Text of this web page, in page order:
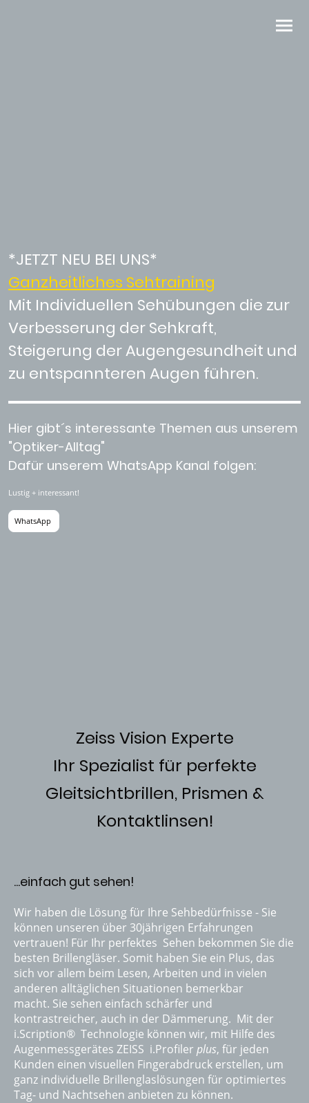
*JETZT NEU BEI UNS*
Ganzheitliches Sehtraining
Mit Individuellen Sehübungen die zur
Verbesserung der Sehkraft,
Steigerung der Augengesundheit und
zu entspannteren Augen führen.
Hier gibt´s interessante Themen aus unserem
"Optiker-Alltag"
Dafür unserem WhatsApp Kanal folgen:
Lustig + interessant!
WhatsApp
Zeiss Vision Experte
Ihr Spezialist für perfekte
Gleitsichtbrillen, Prismen &
Kontaktlinsen!
...einfach gut sehen!
Wir haben die Lösung für Ihre Sehbedürfnisse - Sie
können unseren über 30jährigen Erfahrungen
vertrauen! Für Ihr perfektes Sehen bekommen Sie die
besten Brillengläser. Somit haben Sie ein Plus, das
sich vor allem beim Lesen, Arbeiten und in vielen
anderen alltäglichen Situationen bemerkbar
macht. Sie sehen einfach schärfer und
kontrastreicher, auch in der Dämmerung. Mit der
i.Scription® Technologie können wir, mit Hilfe des
Augenmessgerätes ZEISS i.Profiler plus, für jeden
Kunden einen visuellen Fingerabdruck erstellen, um
ganz individuelle Brillenglaslösungen für optimiertes
Tag- und Nachtsehen anbieten zu können.